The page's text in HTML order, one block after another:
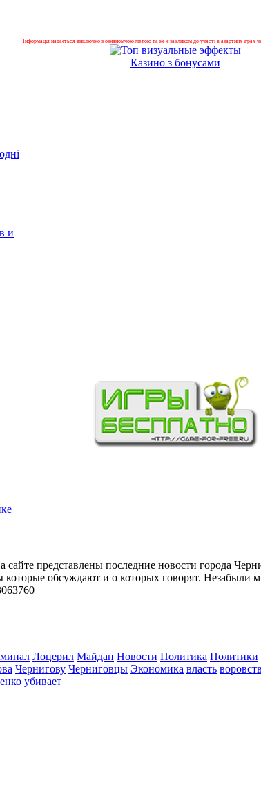
Інформація надається виключно з ознайомчою метою та не є закликом до участі в азартних іграх
Казино з бонусами
и
представлены последние новости города
обсуждают и о которых говорят. Незабыли
Лоцерил Майдан Новости Политика Политики
Чернигову Черниговцы Экономика власть
убивает